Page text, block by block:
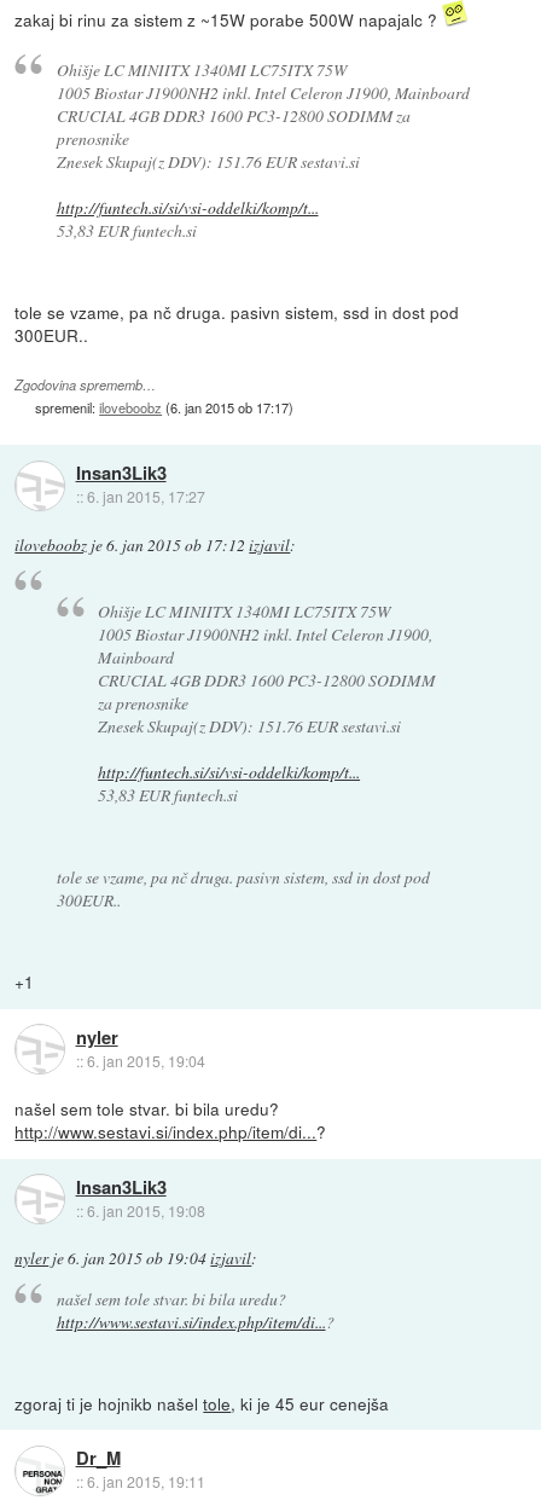
zakaj bi rinu za sistem z ~15W porabe 500W napajalc ?
Ohišje LC MINIITX 1340MI LC75ITX 75W
1005 Biostar J1900NH2 inkl. Intel Celeron J1900, Mainboard
CRUCIAL 4GB DDR3 1600 PC3-12800 SODIMM za
prenosnike
Znesek Skupaj(z DDV): 151.76 EUR sestavi.si
http://funtech.si/si/vsi-oddelki/komp/t...
53,83 EUR funtech.si
tole se vzame, pa nč druga. pasivn sistem, ssd in dost pod
300EUR..
Zgodovina sprememb…
spremenil:iloveboobz (6. jan 2015 ob 17:17)
Insan3Lik3
::6. jan 2015, 17:27
iloveboobz je6. jan 2015 ob 17:12 izjavil:
Ohišje LC MINIITX 1340MI LC75ITX 75W
1005 Biostar J1900NH2 inkl. Intel Celeron J1900,
Mainboard
CRUCIAL 4GB DDR3 1600 PC3-12800 SODIMM
za prenosnike
Znesek Skupaj(z DDV): 151.76 EUR sestavi.si
http://funtech.si/si/vsi-oddelki/komp/t...
53,83 EUR funtech.si
tole se vzame, pa nč druga. pasivn sistem, ssd in dost pod
300EUR..
+1
nyler
::6. jan 2015, 19:04
našel sem tole stvar. bi bila uredu?
http://www.sestavi.si/index.php/item/di...?
Insan3Lik3
::6. jan 2015, 19:08
nylerje6. jan 2015 ob 19:04izjavil:
našel sem tole stvar. bi bila uredu?
http://www.sestavi.si/index.php/item/di...?
zgoraj ti je hojnikb našeltole, ki je 45 eur cenejša
Dr_M
::6. jan 2015, 19:11